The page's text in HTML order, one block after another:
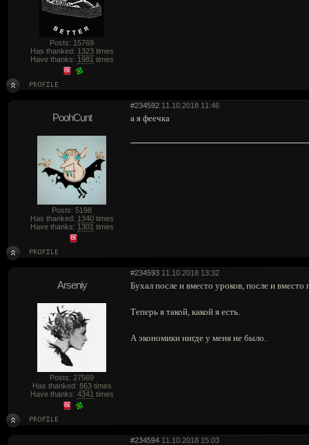
Posts: 15769
Has thanked: 1323times
Have thanks: 1981 times
#234592 11.10.2018 11:46
PoohCunt
Posts: 5198
Has thanked: 1340times
Have thanks: 1301 times
а я феечка
#234593 11.10.2018 13:32
Arseniy
Posts: 27569
Has thanked: 863times
Have thanks: 4341 times
Бухал после и вместо уроков, после и вместо
Теперь я такой, какой я есть.
А экономики нигде у меня не было.
#234594 11.10.2018 15:03